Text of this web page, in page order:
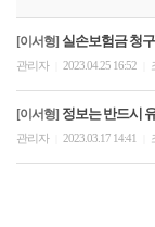
[이서형] 실손보험금 청
관리자 2023.04.25 16:52
[이서형] 정보는 반드시
관리자 2023.03.17 14:41